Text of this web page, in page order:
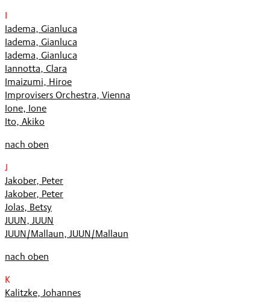
I
Iadema, Gianluca
Iadema, Gianluca
Iadema, Gianluca
Iannotta, Clara
Imaizumi, Hiroe
Improvisers Orchestra, Vienna
Ione, Ione
Ito, Akiko
nach oben
J
Jakober, Peter
Jakober, Peter
Jolas, Betsy
JUUN, JUUN
JUUN/Mallaun, JUUN/Mallaun
nach oben
K
Kalitzke, Johannes